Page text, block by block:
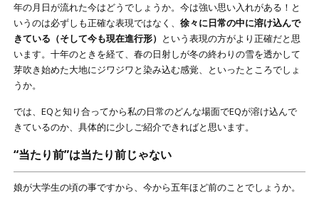
年の月日が流れた今はどうでしょうか。今は強い思い入れがある！と
いうのは必ずしも正確な表現ではなく、 徐々に日常の中に溶け込んで
きている（そして今も現在進行形） という表現の方がより正確だと思
います。十年のときを経て、春の日射しが冬の終わりの雪を透かして
芽吹き始めた大地にジワジワと染み込む感覚、といったところでしょ
うか。
では、EQと知り合ってから私の日常のどんな場面でEQが溶け込んで
きているのか、具体的に少しご紹介できればと思います。
“当たり前”は当たり前じゃない
娘が大学生の頃の事ですから、今から五年ほど前のことでしょうか。